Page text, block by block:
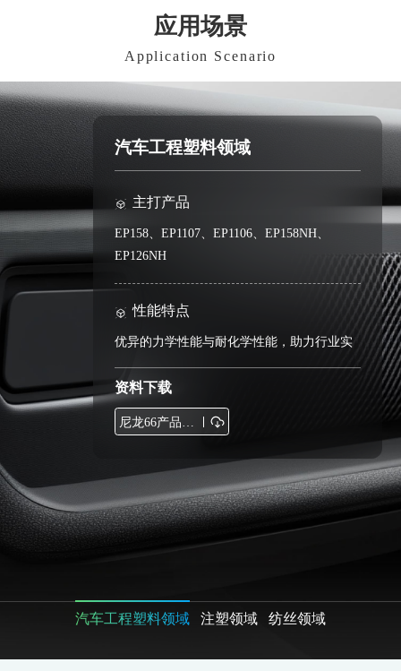
应用场景
Application Scenario
汽车工程塑料领域
主打产品
EP158、EP1107、EP1106、EP158NH、
EP126NH
性能特点
优异的力学性能与耐化学性能，助力行业实
资料下载
汽车工程塑料领域
汽车工程塑料领域 注塑领域 纺丝领域